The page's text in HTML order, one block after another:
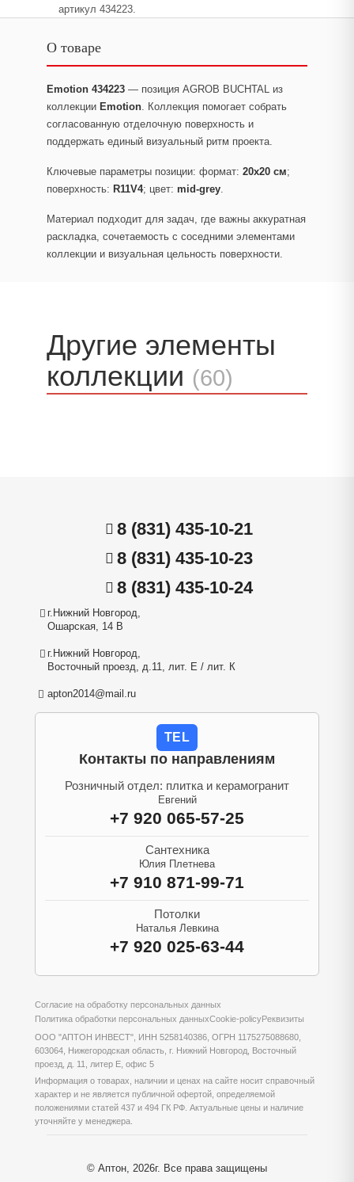
артикул 434223.
О товаре
Emotion 434223 — позиция AGROB BUCHTAL из
коллекции Emotion. Коллекция помогает собрать
согласованную отделочную поверхность и
поддержать единый визуальный ритм проекта.
Ключевые параметры позиции: формат: 20x20 см;
поверхность: R11V4; цвет: mid-grey.
Материал подходит для задач, где важны аккуратная
раскладка, сочетаемость с соседними элементами
коллекции и визуальная цельность поверхности.
Другие элементы
коллекции (60)
8 (831) 435-10-21
8 (831) 435-10-23
8 (831) 435-10-24
г.Нижний Новгород,
Ошарская, 14 В
г.Нижний Новгород,
Восточный проезд, д.11, лит. Е / лит. К
apton2014@mail.ru
TEL
Контакты по направлениям
Розничный отдел: плитка и керамогранит
Евгений
+7 920 065-57-25
Сантехника
Юлия Плетнева
+7 910 871-99-71
Потолки
Наталья Левкина
+7 920 025-63-44
Согласие на обработку персональных данных
Политика обработки персональных данныхCookie-policyРеквизиты
ООО "АПТОН ИНВЕСТ", ИНН 5258140386, ОГРН 1175275088680,
603064, Нижегородская область, г. Нижний Новгород, Восточный
проезд, д. 11, литер Е, офис 5
Информация о товарах, наличии и ценах на сайте носит справочный
характер и не является публичной офертой, определяемой
положениями статей 437 и 494 ГК РФ. Актуальные цены и наличие
уточняйте у менеджера.
© Аптон, 2026г. Все права защищены